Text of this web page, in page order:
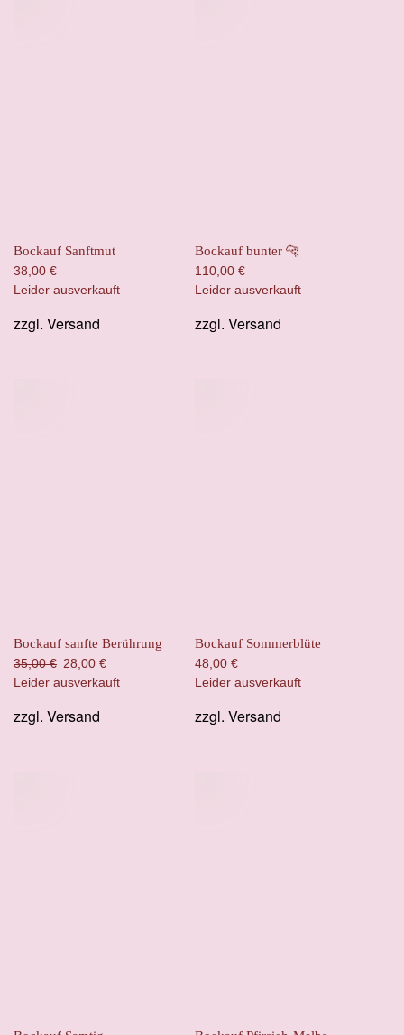
Bockauf Sanftmut
38,00 €
Leider ausverkauft
zzgl. Versand
Bockauf bunter 🐆
110,00 €
Leider ausverkauft
zzgl. Versand
Bockauf sanfte Berührung
35,00€ Ursprünglicher
Preis
35,00 €
28,00 €
Preis
Leider ausverkauft
zzgl. Versand
Bockauf Sommerblüte
48,00 €
Leider ausverkauft
zzgl. Versand